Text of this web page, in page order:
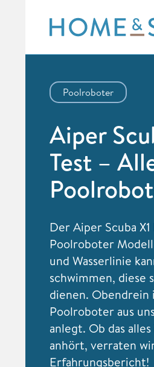
content
Poolroboter
Aiper
Test –
Der Aiper Scuba
Poolroboter
und Wasserlinie
schwimmen, diese
dienen.
Poolroboter aus
anlegt. Ob das
anhört, verraten
Erfahrungsbericht!